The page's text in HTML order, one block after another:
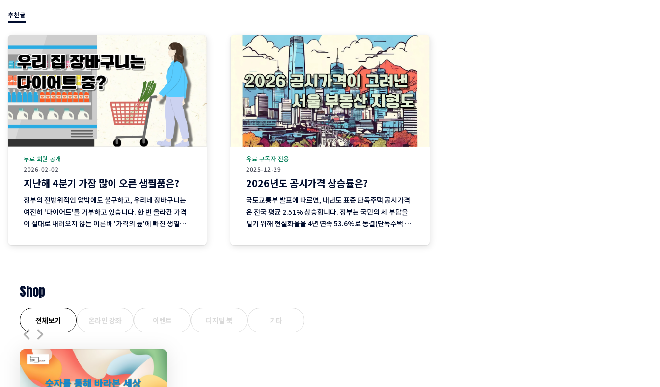
추천글
2026-02-02
무료 회원 공개
지난해 4분기 가장 많이 오른 생필품은?
정부의 전방위적인 압박에도 불구하고, 우리네 장바구니는
여전히 '다이어트'를 거부하고 있습니다. 한 번 올라간 가격
이 절대로 내려오지 않는 이른바 '가격의 늪'에 빠진 생필품
담, 이제는 '팩트'가 된 장바구니의 비명 퇴근길 마트에 들러
2025-12-29
유료 구독자 전용
2026년도 공시가격 상승률은?
국토교통부 발표에 따르면, 내년도 표준 단독주택 공시가격
은 전국 평균 2.51% 상승합니다. 정부는 국민의 세 부담을
덜기 위해 현실화율을 4년 연속 53.6%로 동결(단독주택 기
2023년 이후 3년째 오름폭이 커지는 추세입니다. 1. 지역별
Shop
전체보기 온라인 강좌 이벤트 디지털 북 기타